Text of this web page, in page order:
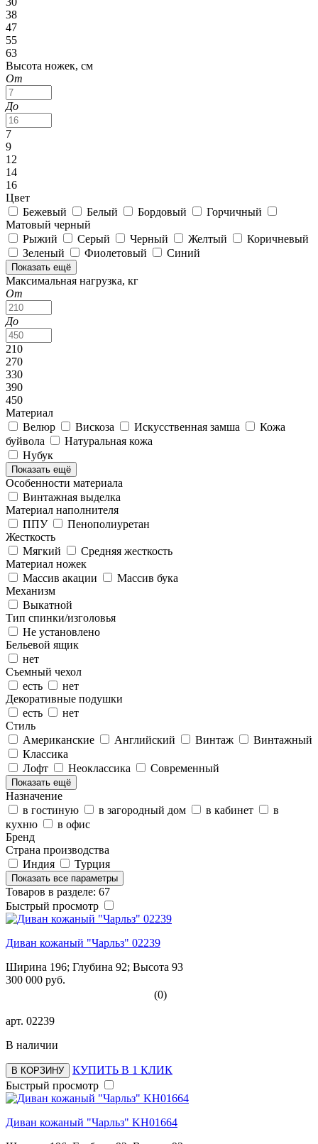
38
47
55
63
Высота ножек, см
От
До
7
9
12
14
16
Цвет
Бежевый
Белый Бордовый
Горчичный
Матовый черный
Рыжий
Серый Черный Желтый
Коричневый
Зеленый
Фиолетовый Синий
Показать ещё
Максимальная нагрузка, кг
От
До
210
270
330
390
450
Материал
Велюр
Вискоза Искусственная замша
Кожа
буйвола
Натуральная кожа
Нубук
Показать ещё
Особенности материала
Винтажная выделка
Материал наполнителя
ППУ
Пенополиуретан
Жесткость
Мягкий
Средняя жесткость
Материал ножек
Массив акации
Массив бука
Механизм
Выкатной
Тип спинки/изголовья
Не установлено
Бельевой ящик
нет
Съемный чехол
есть
нет
Декоративные подушки
есть
нет
Стиль
Американские
Английский Винтаж
Винтажный
Классика
Лофт
Неоклассика Современный
Показать ещё
Назначение
в гостиную
в загородный дом в кабинет
в
кухню
в офис
Бренд
Страна производства
Индия
Турция
Показать все параметры
Товаров в разделе: 67
Быстрый просмотр
Диван кожаный "Чарльз" 02239
Ширина 196; Глубина 92; Высота 93
300 000 руб.
(0)
арт. 02239
В наличии
В КОРЗИНУ
КУПИТЬ В 1 КЛИК
Быстрый просмотр
Диван кожаный "Чарльз" KH01664